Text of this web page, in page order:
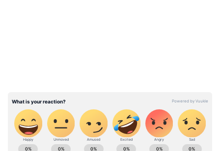
ABOUT THE AUTHOR